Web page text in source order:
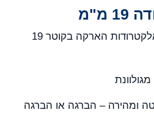
מ"מ
מתאימה לאלקטרודות הארקה בקוטר 19
ומהירה – הברגה או הברגה